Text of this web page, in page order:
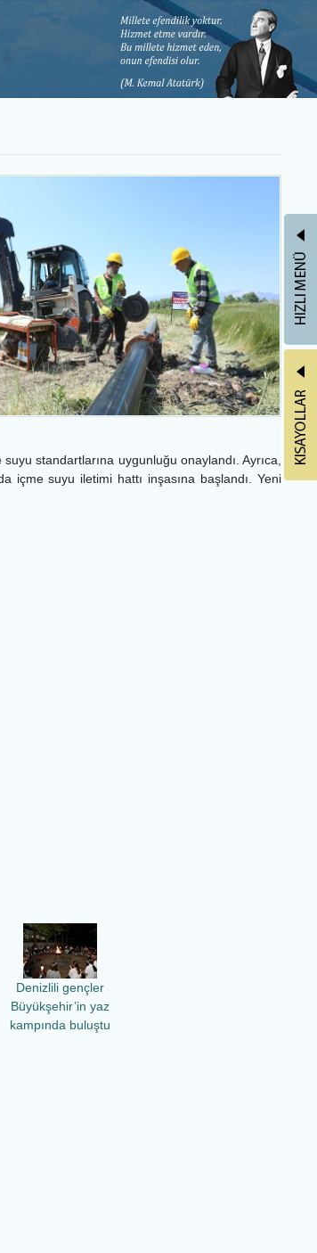
standartlarına uygunluğu onaylandı. Ayrıca,
içme suyu iletimi hattı inşasına başlandı. Yeni
Denizlili gençler
Büyükşehir’in yaz
kampında buluştu